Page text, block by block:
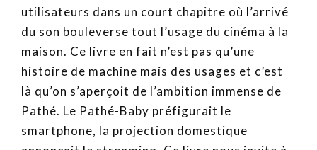
utilisateurs dans un court chapitre où l’arrivé
du son bouleverse tout l’usage du cinéma à la
maison. Ce livre en fait n’est pas qu’une
histoire de machine mais des usages et c’est
là qu’on s’aperçoit de l’ambition immense de
Pathé. Le Pathé-Baby préfigurait le
smartphone, la projection domestique